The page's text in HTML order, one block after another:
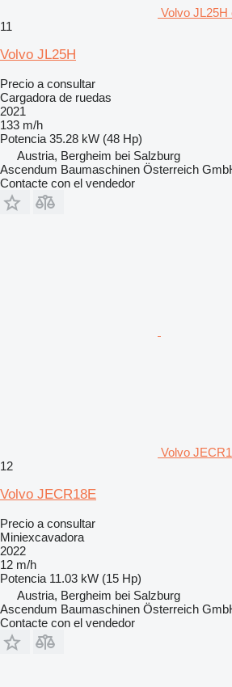
Volvo JL25H
11
Volvo JL25H
Precio a consultar
Cargadora de ruedas
2021
133 m/h
Potencia 35.28 kW (48 Hp)
Austria, Bergheim bei Salzburg
Ascendum Baumaschinen Österreich
Contacte con el vendedor
Volvo
12
Volvo JECR18E
Precio a consultar
Miniexcavadora
2022
12 m/h
Potencia 11.03 kW (15 Hp)
Austria, Bergheim bei Salzburg
Ascendum Baumaschinen Österreich
Contacte con el vendedor